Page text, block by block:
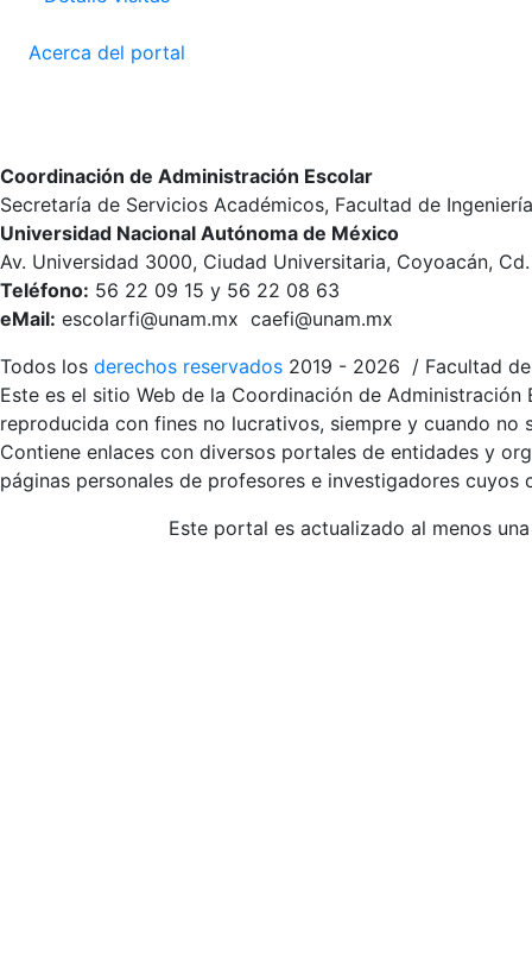
Acerca del portal
Coordinación de Administración Escolar
Secretaría de Servicios Académicos, Facultad de Ingeniería
Universidad Nacional Autónoma de México
Av. Universidad 3000, Ciudad Universitaria, Coyoacán,
Teléfono: 56 22 09 15 y 56 22 08 63
eMail: escolarfi@unam.mx caefi@unam.mx
Todos los derechos reservados 2019 - 2026 / Facultad
Este es el sitio Web de la Coordinación de
reproducida con fines no lucrativos, siempre y cuando
Contiene enlaces con diversos portales de entidades y
páginas personales de profesores e investigadores
Este portal es actualizado al menos